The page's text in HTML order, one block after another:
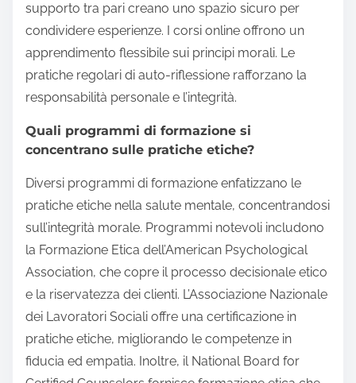
supporto tra pari creano uno spazio sicuro per
condividere esperienze. I corsi online offrono un
apprendimento flessibile sui principi morali. Le
pratiche regolari di auto-riflessione rafforzano la
responsabilità personale e l’integrità.
Quali programmi di formazione si
concentrano sulle pratiche etiche?
Diversi programmi di formazione enfatizzano le
pratiche etiche nella salute mentale, concentrandosi
sull’integrità morale. Programmi notevoli includono
la Formazione Etica dell’American Psychological
Association, che copre il processo decisionale etico
e la riservatezza dei clienti. L’Associazione Nazionale
dei Lavoratori Sociali offre una certificazione in
pratiche etiche, migliorando le competenze in
fiducia ed empatia. Inoltre, il National Board for